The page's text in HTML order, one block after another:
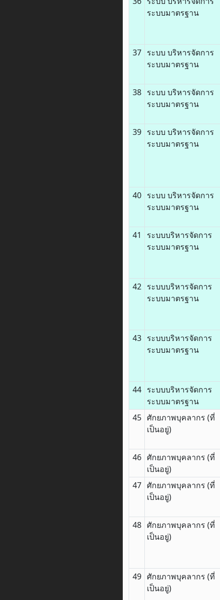
ระบบมาตรฐาน
37 ระบบ บริหารจัดการ
ระบบมาตรฐาน
38 ระบบ บริหารจัดการ
ระบบมาตรฐาน
39 ระบบ บริหารจัดการ
ระบบมาตรฐาน
40 ระบบ บริหารจัดการ
ระบบมาตรฐาน
41
ระบบบริหารจัดการ
ระบบมาตรฐาน
42 ระบบบริหารจัดการ
ระบบมาตรฐาน
43 ระบบบริหารจัดการ
ระบบมาตรฐาน
44 ระบบบริหารจัดการ
ระบบมาตรฐาน
45 ศักยภาพบุคลากร (ที่
เป็นอยู่)
46 ศักยภาพบุคลากร (ที่
เป็นอยู่)
47 ศักยภาพบุคลากร (ที่
เป็นอยู่)
48 ศักยภาพบุคลากร (ที่
เป็นอยู่)
49 ศักยภาพบุคลากร (ที่
เป็นอยู่)